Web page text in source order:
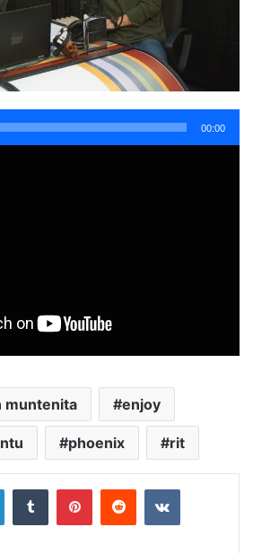
00:00
muntenita enjoy
phoenix rit
LinkedInTumblrPinterestRedditVKontakte